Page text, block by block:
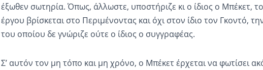
έξωθεν σωτηρία. Όπως, άλλωστε, υποστήριζε κι ο ίδιος ο Μπέκετ,
έργου βρίσκεται στο Περιμένοντας και όχι στον ίδιο τον Γκοντό,
του οποίου δε γνώριζε ούτε ο ίδιος ο συγγραφέας.
Σ’ αυτόν τον μη τόπο και μη χρόνο, ο Μπέκετ έρχεται να φωτίσει